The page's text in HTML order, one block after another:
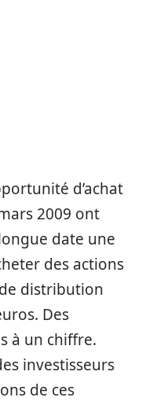
d’achat
2009 ont
date une
des actions
distribution
Des
à un chiffre.
investisseurs
de ces